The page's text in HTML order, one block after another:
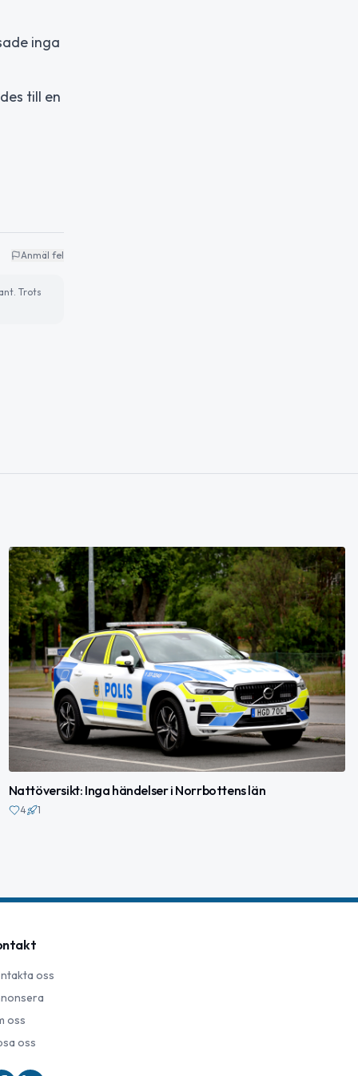
inga
till en
Anmäl fel
Trots
Nattöversikt: Inga händelser i Norrbottens län
4 1
oss
oss
oss